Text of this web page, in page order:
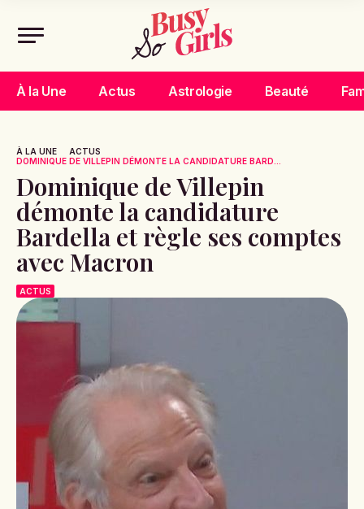
À la Une Actus Astrologie Beauté
À LA UNE
ACTUS
DOMINIQUE DE VILLEPIN DÉMONTE LA CANDIDATURE BARD...
Dominique de Villepin
démonte la candidature
Bardella et règle ses comptes
avec Macron
ACTUS